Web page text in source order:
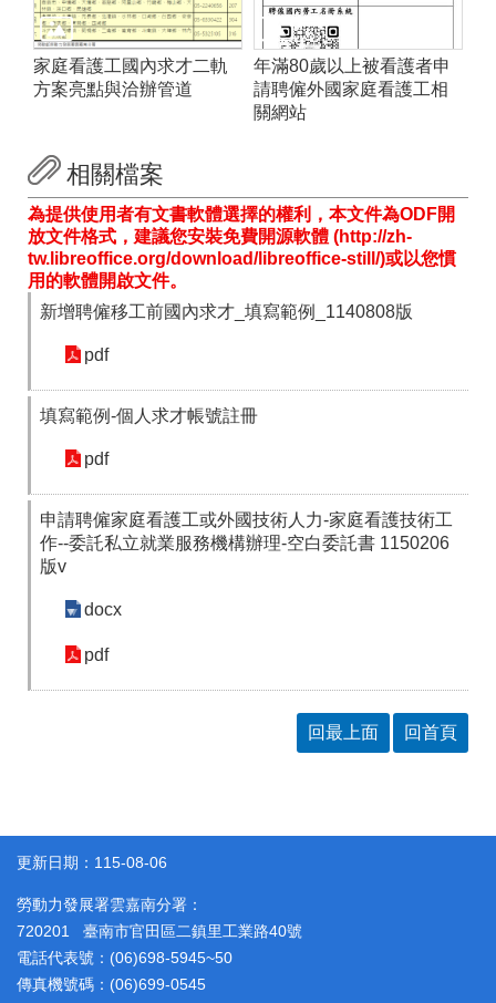
家庭看護工國內求才二軌
方案亮點與洽辦管道
年滿80歲以上被看護者申
請聘僱外國家庭看護工相
關網站
相關檔案
為提供使用者有文書軟體選擇的權利，本文件為ODF開
放文件格式，建議您安裝免費開源軟體 (http://zh-
tw.libreoffice.org/download/libreoffice-still/)或以您慣
用的軟體開啟文件。
新增聘僱移工前國內求才_填寫範例_1140808版
pdf
填寫範例-個人求才帳號註冊
pdf
申請聘僱家庭看護工或外國技術人力-家庭看護技術工
作--委託私立就業服務機構辦理-空白委託書 1150206
版v
docx
pdf
回最上面 回首頁
更新日期：115-08-06
勞動力發展署雲嘉南分署：
720201 臺南市官田區二鎮里工業路40號
電話代表號：(06)698-5945~50
傳真機號碼：(06)699-0545